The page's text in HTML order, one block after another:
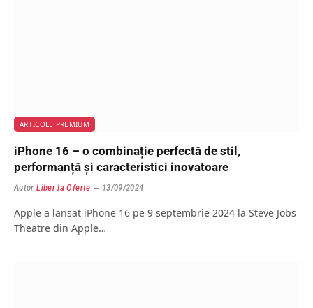
ARTICOLE PREMIUM
iPhone 16 – o combinație perfectă de stil,
performanță și caracteristici inovatoare
Autor Liber la Oferte 13/09/2024
Apple a lansat iPhone 16 pe 9 septembrie 2024 la Steve Jobs
Theatre din Apple…